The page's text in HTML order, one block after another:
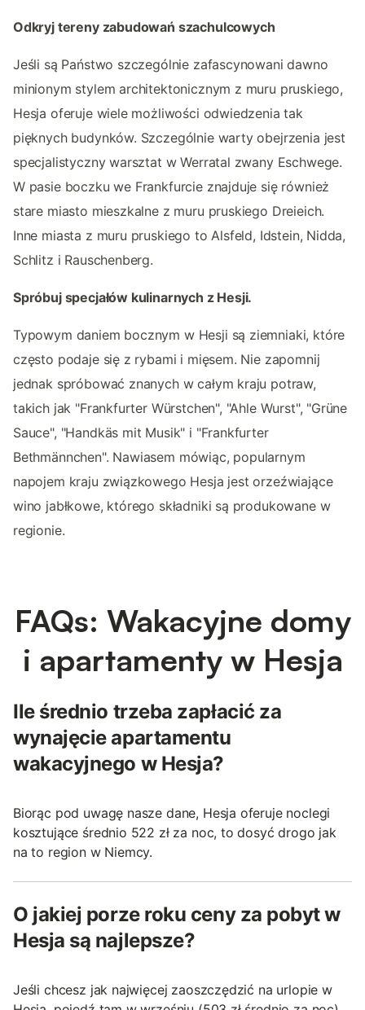
Odkryj tereny zabudowań szachulcowych
Jeśli są Państwo szczególnie zafascynowani dawno
minionym stylem architektonicznym z muru pruskiego,
Hesja oferuje wiele możliwości odwiedzenia tak
pięknych budynków. Szczególnie warty obejrzenia jest
specjalistyczny warsztat w Werratal zwany Eschwege.
W pasie boczku we Frankfurcie znajduje się również
stare miasto mieszkalne z muru pruskiego Dreieich.
Inne miasta z muru pruskiego to Alsfeld, Idstein, Nidda,
Schlitz i Rauschenberg.
Spróbuj specjałów kulinarnych z Hesji.
Typowym daniem bocznym w Hesji są ziemniaki, które
często podaje się z rybami i mięsem. Nie zapomnij
jednak spróbować znanych w całym kraju potraw,
takich jak "Frankfurter Würstchen", "Ahle Wurst", "Grüne
Sauce", "Handkäs mit Musik" i "Frankfurter
Bethmännchen". Nawiasem mówiąc, popularnym
napojem kraju związkowego Hesja jest orzeźwiające
wino jabłkowe, którego składniki są produkowane w
regionie.
FAQs: Wakacyjne domy
i apartamenty w Hesja
Ile średnio trzeba zapłacić za
wynajęcie apartamentu
wakacyjnego w Hesja?
Biorąc pod uwagę nasze dane, Hesja oferuje noclegi
kosztujące średnio 522 zł za noc, to dosyć drogo jak
na to region w Niemcy.
O jakiej porze roku ceny za pobyt w
Hesja są najlepsze?
Jeśli chcesz jak najwięcej zaoszczędzić na urlopie w